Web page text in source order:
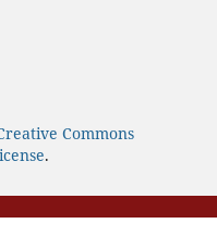
Commons
.